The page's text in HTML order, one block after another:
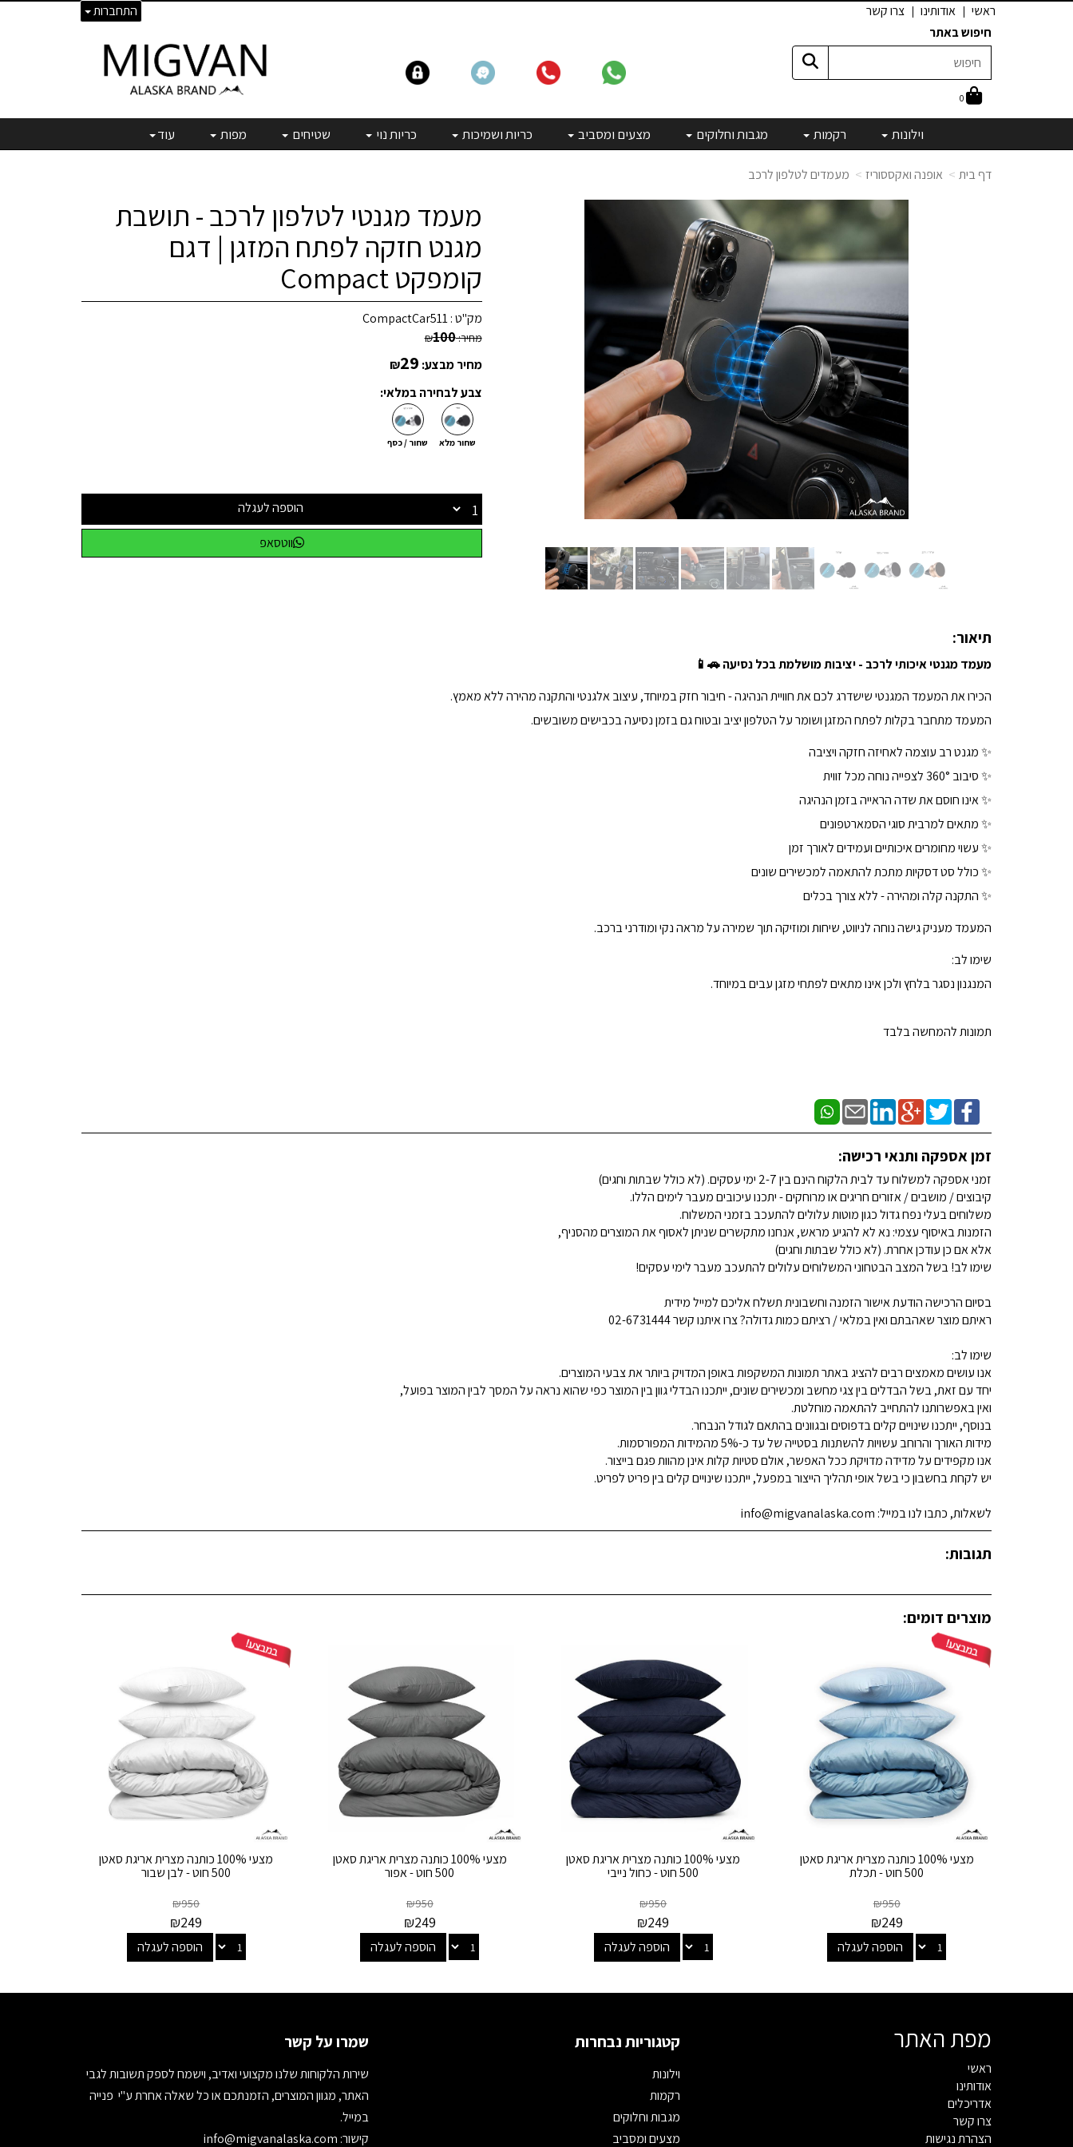
התחברות ראשי אודותינו
צרו קשר
חיפוש באתר
0
וילונות רקמות מגבות וחלוקים מצעים ומסביב כריות ושמיכות כריות נוי שטיחים מפות עוד
דף בית אופנה ואקססוריז מעמדים לטלפון לרכב
מעמד מגנטי לטלפון לרכב - תושבת
מגנט חזקה לפתח המזגן | דגם
קומפקט Compact
מק"ט :CompactCar511
מחיר: ₪100
מחיר מבצע: ₪29
צבע לבחירה במלאי:
שחור מלא שחור / כסף
הוספה לעגלה
ווטסאפ
תיאור:
מעמד מגנטי איכותי לרכב - יציבות מושלמת בכל נסיעה 🚗📱
הכירו את המעמד המגנטי שישדרג לכם את חוויית הנהיגה - חיבור חזק במיוחד, עיצוב אלגנטי והתקנה מהירה ללא מאמץ.
המעמד מתחבר בקלות לפתח המזגן ושומר על הטלפון יציב ובטוח גם בזמן נסיעה בכבישים משובשים.
✨ מגנט רב עוצמה לאחיזה חזקה ויציבה
✨ סיבוב 360° לצפייה נוחה מכל זווית
✨ אינו חוסם את שדה הראייה בזמן הנהיגה
✨ מתאים למרבית סוגי הסמארטפונים
✨ עשוי מחומרים איכותיים ועמידים לאורך זמן
✨ כולל סט דסקיות מתכת להתאמה למכשירים שונים
✨ התקנה קלה ומהירה - ללא צורך בכלים
המעמד מעניק גישה נוחה לניווט, שיחות ומוזיקה תוך שמירה על מראה נקי ומודרני ברכב.
שימו לב:
המנגנון נסגר בלחץ ולכן אינו מתאים לפתחי מזגן עבים במיוחד.
תמונות להמחשה בלבד
זמן אספקה ותנאי רכישה:
זמני אספקה למשלוח עד לבית הלקוח הינם בין 2-7 ימי עסקים. (לא כולל שבתות וחגים)
קיבוצים / מושבים / אזורים חריגים או מרוחקים - יתכנו עיכובים מעבר לימים הללו.
משלוחים בעלי נפח גדול כגון מוטות עלולים להתעכב בזמני המשלוח.
הזמנות באיסוף עצמי: נא לא להגיע מראש, אנחנו מתקשרים שניתן לאסוף את המוצרים מהסניף,
אלא אם כן עודכן אחרת. (לא כולל שבתות וחגים)
שימו לב! בשל המצב הבטחוני המשלוחים עלולים להתעכב מעבר לימי עסקים!
בסיום הרכישה הודעת אישור הזמנה וחשבונית תשלח אליכם למייל מידית
ראיתם מוצר שאהבתם ואין במלאי / רציתם כמות גדולה? צרו איתנו קשר 02-6731444
שימו לב:
אנו עושים מאמצים רבים להציג באתר תמונות המשקפות באופן המדויק ביותר את צבעי המוצרים.
יחד עם זאת, בשל הבדלים בין צגי מחשב ומכשירים שונים, ייתכנו הבדלי גוון בין המוצר כפי שהוא נראה על המסך לבין המוצר בפועל,
ואין באפשרותנו להתחייב להתאמה מוחלטת.
בנוסף, ייתכנו שינויים קלים בדפוסים ובגוונים בהתאם לגודל הנבחר.
מידות האורך והרוחב עשויות להשתנות בסטייה של עד כ-5% מהמידות המפורסמות.
אנו מקפידים על מדידה מדויקת ככל האפשר, אולם סטיות קלות אינן מהוות פגם בייצור.
יש לקחת בחשבון כי בשל אופי תהליך הייצור במפעל, ייתכנו שינויים קלים בין פריט לפריט.
לשאלות, כתבו לנו במייל: info@migvanalaska.com
תגובות:
מוצרים דומים:
מצעי 100% כותנה מצרית אריגת סאטן
500 חוט - תכלת
₪950
₪249
הוספה לעגלה
מצעי 100% כותנה מצרית אריגת סאטן
500 חוט - כחול נייבי
₪950
₪249
הוספה לעגלה
מצעי 100% כותנה מצרית אריגת סאטן
500 חוט - אפור
₪950
₪249
הוספה לעגלה
מצעי 100% כותנה מצרית אריגת סאטן
500 חוט - לבן שבור
₪950
₪249
הוספה לעגלה
מפת האתר
ראשי
אודותינו
אדריכלים
צרו קשר
הצהרת נגישות
קטגוריות נבחרות
וילונות
רקמות
מגבות וחלוקים
מצעים ומסביב
שמרו על קשר
שירות הלקוחות שלנו מקצועי ואדיב, וישמח לספק תשובות לגבי
האתר, מגוון המוצרים, הזמנתכם או כל שאלה אחרת ע"י פנייה
במייל.
קישור: